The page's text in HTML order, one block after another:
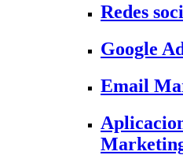
Redes
Google
Email